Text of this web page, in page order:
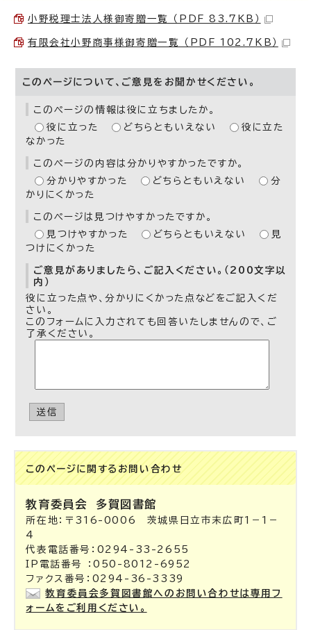
小野税理士法人様御寄贈一覧 （PDF 83.7KB）
有限会社小野商事様御寄贈一覧 （PDF 102.7KB）
このページについて、ご意見をお聞かせください。
このページの情報は役に立ちましたか。
役に立った
どちらともいえない
役に立た
なかった
このページの内容は分かりやすかったですか。
分かりやすかった
どちらともいえない
分
かりにくかった
このページは見つけやすかったですか。
見つけやすかった
どちらともいえない
見
つけにくかった
ご意見がありましたら、ご記入ください。（200文字以
内）
役に立った点や、分かりにくかった点などをご記入くだ
さい。
このフォームに入力されても回答いたしませんので、ご
了承ください。
送信
このページに関する お問い合わせ
教育委員会 多賀図書館
所在地：〒316-0006 茨城県日立市末広町1－1－
4
代表電話番号：0294-33-2655
IP電話番号 ：050-8012-6952
ファクス番号：0294-36-3339
教育委員会多賀図書館へのお問い合わせは専用フ
ォームをご利用ください。